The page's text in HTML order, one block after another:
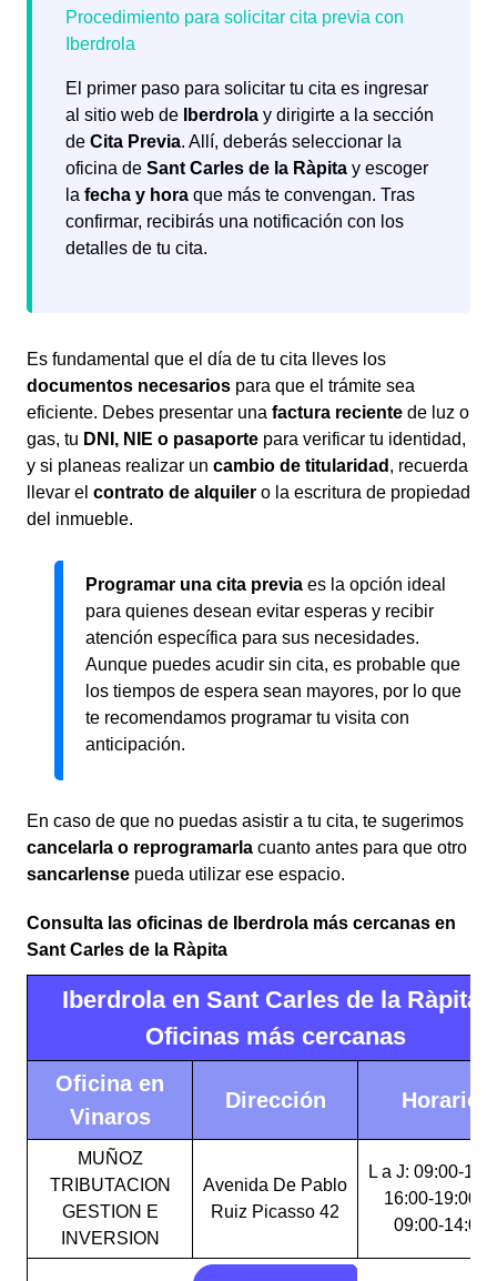
El primer paso para solicitar tu cita es ingresar
al sitio web de
Iberdrola y dirigirte a la sección
de Cita Previa. Allí, deberás seleccionar la
oficina de Sant Carles de la Ràpita y escoger
la fecha y hora que más te convengan. Tras
confirmar, recibirás una notificación con los
detalles de tu cita.
Es fundamental que el día de tu cita lleves los
documentos necesarios para que el trámite sea
eficiente. Debes presentar una factura reciente de luz o
gas, tu DNI, NIE o pasaporte para verificar tu identidad,
y si planeas realizar un cambio de titularidad , recuerda
llevar el contrato de alquiler o la escritura de propiedad
del inmueble.
Programar una cita previa es la opción ideal
para quienes desean evitar esperas y recibir
atención específica para sus necesidades.
Aunque puedes acudir sin cita, es probable que
los tiempos de espera sean mayores, por lo que
te recomendamos programar tu visita con
anticipación.
En caso de que no puedas asistir a tu cita, te sugerimos
cancelarla o reprogramarla cuanto antes para que otro
sancarlense pueda utilizar ese espacio.
Consulta las oficinas de Iberdrola más cercanas en
Sant Carles de la Ràpita
Iberdrola en Sant Carles de la Ràpita:
Oficinas más cercanas
Oficina en
Vinaros
Dirección Horario
MUÑOZ
TRIBUTACION
GESTION E
INVERSION
Avenida De Pablo
Ruiz Picasso 42
L a J: 09:00-
16:00-19:00 V:
09:00-14:00